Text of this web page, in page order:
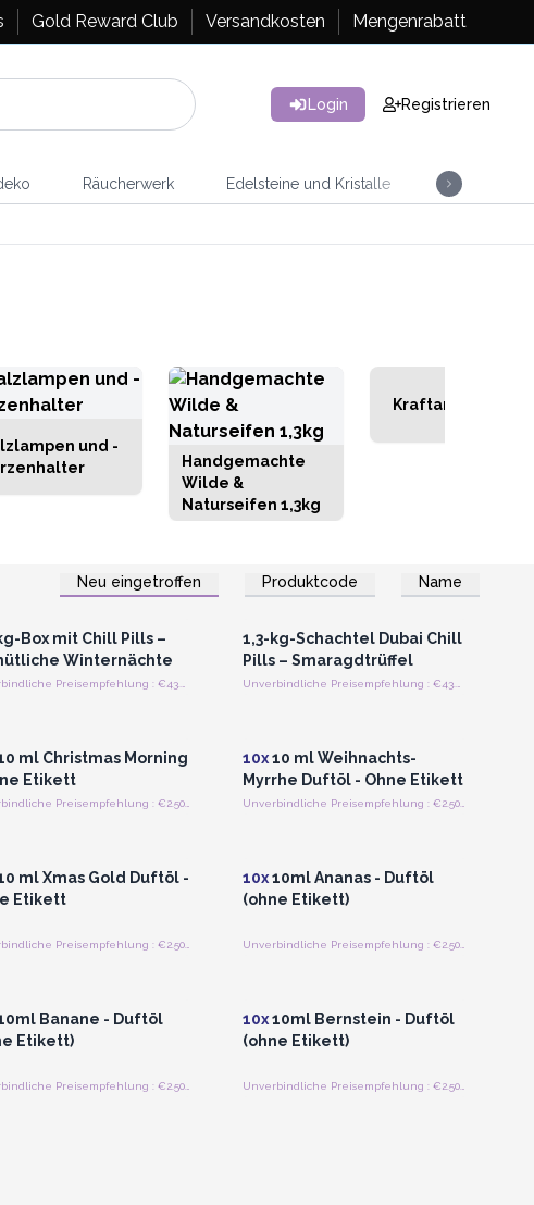
Gold Reward Club Versandkosten Mengenrabatt
Login Registrieren
Räucherwerk Edelsteine und Kristalle Artisan Tee
und -
Handgemachte
Wilde &
Naturseifen 1,3kg
Kraftarmbänder
Neu eingetroffen Produktcode Name
Anmelden oder Registrieren
für Großhandelspreise
Box mit Chill Pills –
Winternächte
Anmelden oder Registrieren
für Großhandelspreise
1,3-kg-Schachtel Dubai Chill
Pills – Smaragdtrüffel
ml Christmas Morning
Etikett
Unverbindliche Preisempfehlung : €2.50/Stück
10x10 ml Weihnachts-
Myrrhe Duftöl - Ohne Etikett
ml Xmas Gold Duftöl -
Etikett
Unverbindliche Preisempfehlung : €2.50/Stück
10x10ml Ananas - Duftöl
(ohne Etikett)
Banane - Duftöl
Etikett)
Unverbindliche Preisempfehlung : €2.50/Flasche
10x10ml Bernstein - Duftöl
(ohne Etikett)